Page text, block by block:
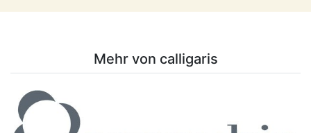
Mehr von calligaris